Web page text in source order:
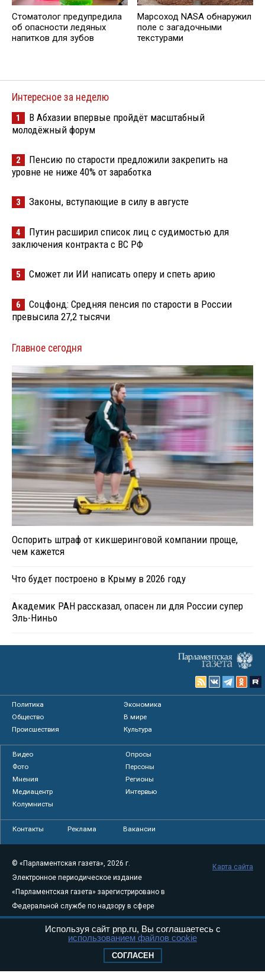
Стоматолог предупредила
об опасности ледяных
напитков для зубов
Марсоход NASA обнаружил
поле с загадочными
текстурами
Интересное за неделю
1
В Абхазии впервые пройдёт масштабный
молодёжный форум
2
Пенсию по старости предложили закрепить на
уровне не ниже 40% от заработка
3 Законы, вступающие в силу в августе
4
Путин расширил список лиц с судимостью для
заключения контракта с ВС РФ
5 Сможет ли ИИ написать оперу и спеть арию
6
Соцфонд: Средняя пенсия по старости в России
превысила 27,2 тысячи
Главное сегодня
Оспорить штраф от кикшеринговой компании проще,
чем кажется
Что будет построено в Крыму в 2026 году
Академик РАН рассказал, опасен ли для России супер
Эль-Ниньо
Политика
Экономика
Общество
В мире
Происшествия
Культура
Видео
Опросы
Фото
Персоны
Мнения
Регионы
Медиацентр
Интервью
Колумнисты
Контакты Реклама Вакансии
© «Парламентская газета», 2026 г.
Электронное периодическое издание
«Парламентская газета» зарегистрировано в
Федеральной службе по надзору в сфере
связи, информационных технологий и
массовых коммуникаций (Роскомнадзор) 05
Свидетельство о регистрации Эл № ФС77-
Карта сайта
Используя сайт pnp.ru, Вы соглашаетесь с
использованием файлов cookie
СОГЛАСЕН